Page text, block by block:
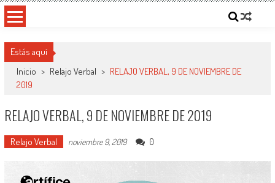
Estás aquí
Inicio > Relajo Verbal > RELAJO VERBAL, 9 DE NOVIEMBRE DE
2019
RELAJO VERBAL, 9 DE NOVIEMBRE DE 2019
Relajo Verbal noviembre 9, 2019 0